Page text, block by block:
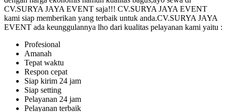
CV.SURYA JAYA EVENT saja!!! CV.SURYA JAYA EVENT
kami siap memberikan yang terbaik untuk anda.CV.SURYA JAYA
EVENT ada keunggulannya lho dari kualitas pelayanan kami yaitu :
Profesional
Amanah
Tepat waktu
Respon cepat
Siap kirim 24 jam
Siap setting
Pelayanan 24 jam
Pelayanan terbaik